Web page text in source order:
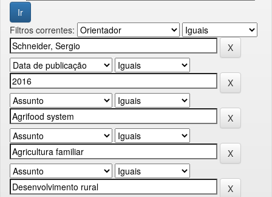
Filtros correntes: